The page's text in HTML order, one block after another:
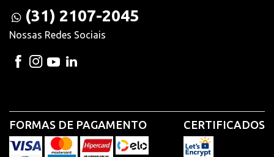
(31) 2107-2045
Nossas Redes Sociais
FORMAS DE PAGAMENTO CERTIFICADOS